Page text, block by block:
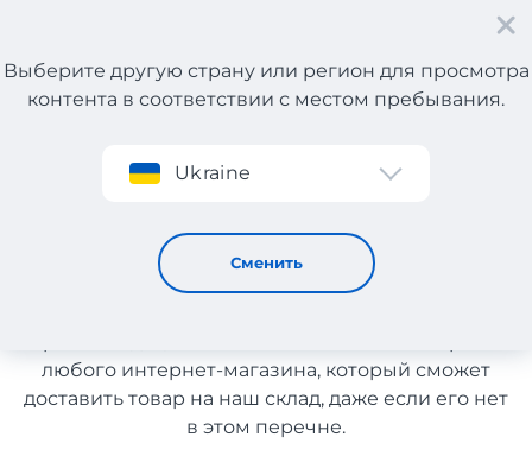
Регистрация
Выберите другую страну или регион для просмотра
контента в соответствии с местом пребывания.
Ukraine
Сменить
Мужские товары с Франции
Мужские товары с Франции
любого интернет-магазина, который сможет
доставить товар на наш склад, даже если его нет
в этом перечне.